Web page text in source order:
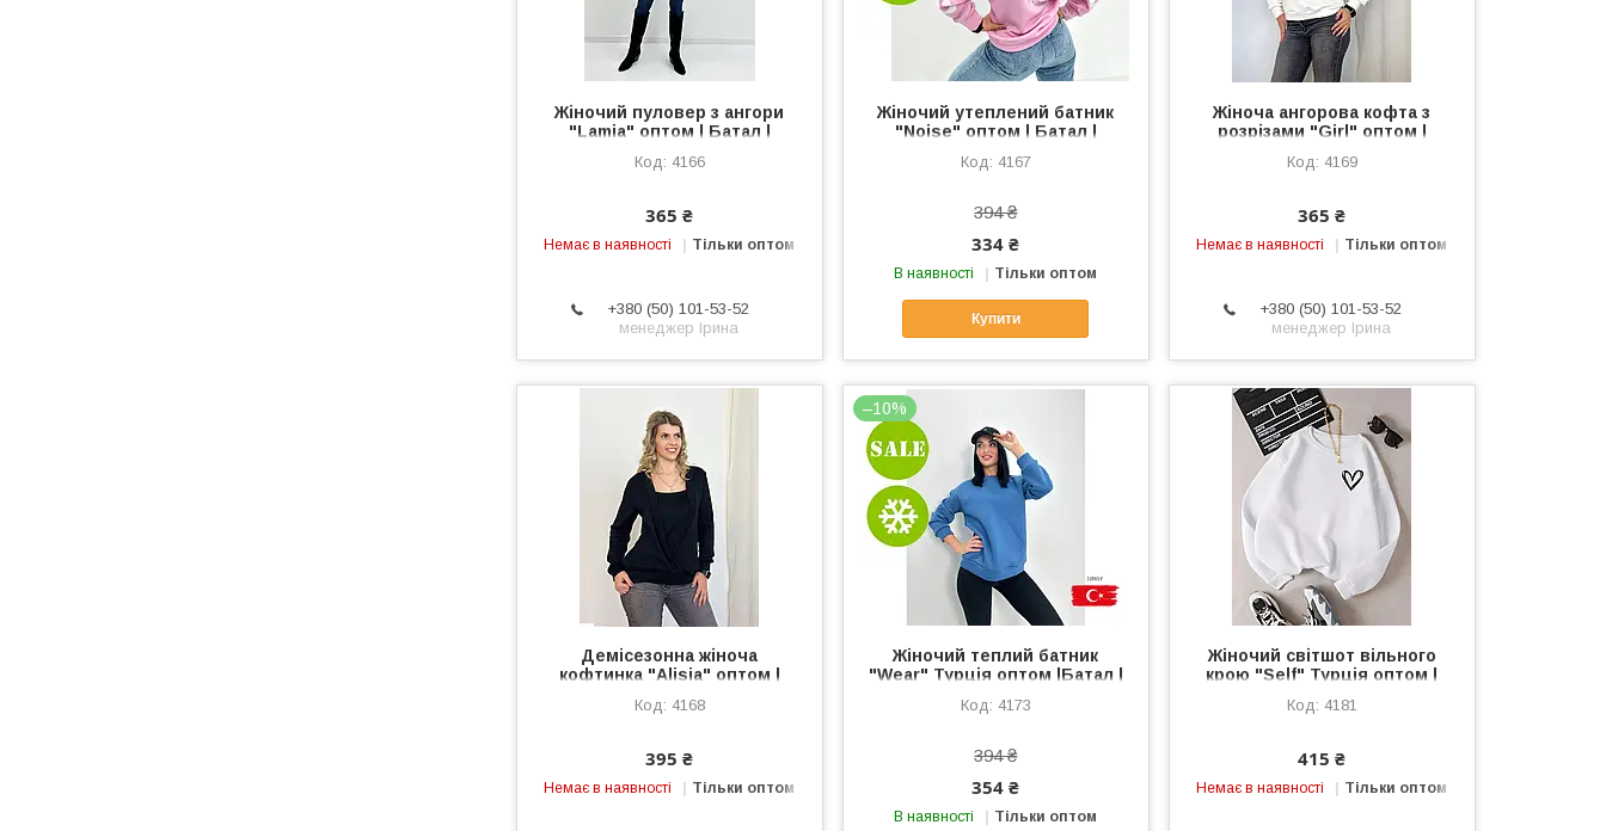
Жіночий пуловер з ангори
"Lamia" оптом | Батал |
4166
365 ₴
Немає в наявності Тільки оптом
+380 (50) 101-53-52
менеджер Ірина
Жіночий утеплений батник
"Noise" оптом | Батал |
4167
394 ₴
334 ₴
В наявності Тільки оптом
Купити
Жіноча ангорова кофта з
розрізами "Girl" оптом |
4169
365 ₴
Немає в наявності Тільки оптом
+380 (50) 101-53-52
менеджер Ірина
Демісезонна жіноча
кофтинка "Alisia" оптом |
4168
395 ₴
Немає в наявності Тільки оптом
–10%
Жіночий теплий батник
"Wear" Турція оптом |Батал |
4173
394 ₴
354 ₴
В наявності Тільки оптом
Жіночий світшот вільного
крою "Self" Турція оптом |
4181
415 ₴
Немає в наявності Тільки оптом